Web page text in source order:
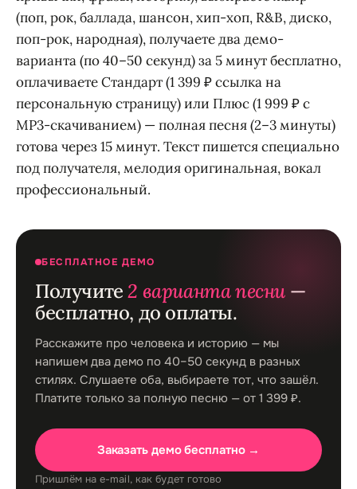
(поп, рок, баллада, шансон, хип-хоп, R&B, диско,
поп-рок, народная), получаете два демо-
варианта (по 40–50 секунд) за 5 минут бесплатно,
оплачиваете Стандарт (1 399 ₽ ссылка на
персональную страницу) или Плюс (1 999 ₽ с
MP3-скачиванием) — полная песня (2–3 минуты)
готова через 15 минут. Текст пишется специально
под получателя, мелодия оригинальная, вокал
профессиональный.
БЕСПЛАТНОЕ ДЕМО
Получите2 варианта песни —
бесплатно, до оплаты.
Расскажите про человека и историю — мы
напишем два демо по 40–50 секунд в разных
стилях. Слушаете оба, выбираете тот, что зашёл.
Платите только за полную песню — от 1 399 ₽.
Заказать демо бесплатно →
Пришлём на e-mail, как будет готово